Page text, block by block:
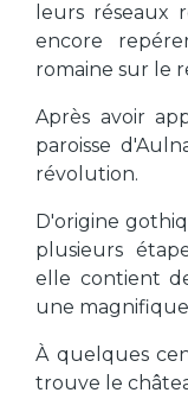
leurs réseaux
encore
romaine sur le
Après avoir
paroisse
révolution.
D'origine
plusieurs
elle contient
une
À quelques
trouve le